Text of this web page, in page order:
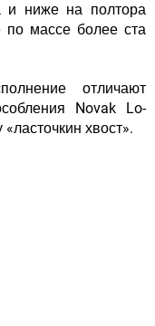
и ниже на полтора
массе более ста
отличают
Novak Lo-
хвост».